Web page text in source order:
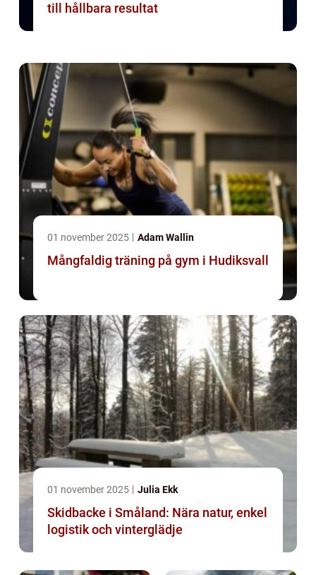
till hållbara resultat
01 november 2025 Adam Wallin
Mångfaldig träning på gym i Hudiksvall
01 november 2025 Julia Ekk
Skidbacke i Småland: Nära natur, enkel
logistik och vinterglädje